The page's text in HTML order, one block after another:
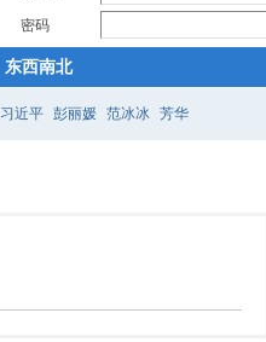
密码
东西南北
习近平 彭丽媛 范冰冰 芳华